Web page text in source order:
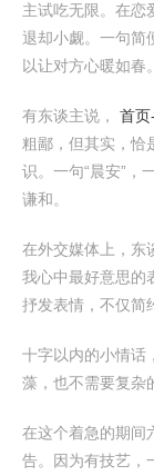
主试吃无限。在恋
退却小觑。一句简
以让对方心暖如春。
有东谈主说， 首页
粗鄙，但其实，恰
识。一句“晨安”，
谦和。
在外交媒体上，东
我心中最好意思的
抒发表情，不仅简
十字以内的小情话
藻，也不需要复杂
在这个着急的期间
告。因为有技艺，